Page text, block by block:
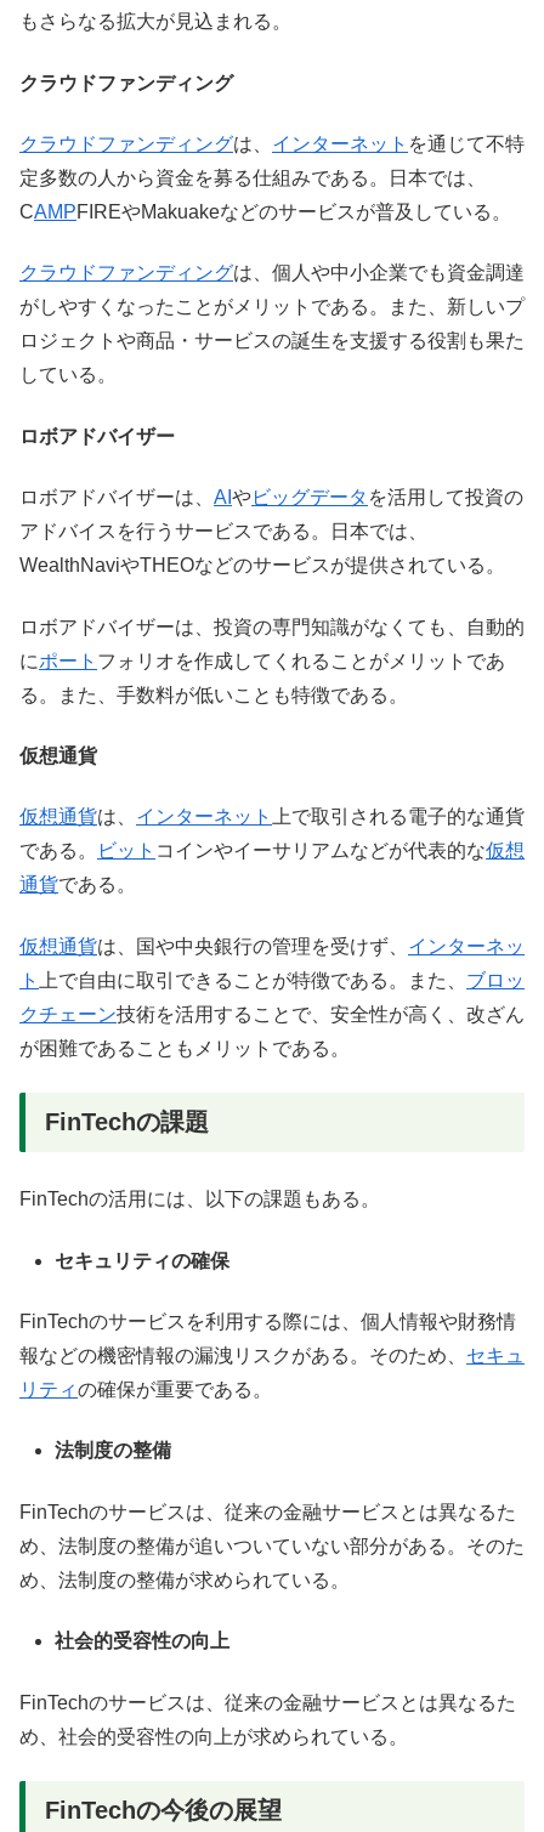
もさらなる拡大が見込まれる。
クラウドファンディング
クラウドファンディングは、 インターネット を通じて不特
定多数の人から資金を募る仕組みである。日本では、
CAMPFIREやMakuakeなどのサービスが普及している。
クラウドファンディングは、個人や中小企業でも資金調達
がしやすくなったことがメリットである。また、新しいプ
ロジェクトや商品・サービスの誕生を支援する役割も果た
している。
ロボアドバイザー
ロボアドバイザーは、 AI やビッグデータ を活用して投資の
アドバイスを行うサービスである。日本では、
WealthNaviやTHEOなどのサービスが提供されている。
ロボアドバイザーは、投資の専門知識がなくても、自動的
にポート フォリオを作成してくれることがメリットであ
る。また、手数料が低いことも特徴である。
仮想通貨
仮想通貨は、 インターネット
上で取引される電子的な通貨
である。
ビット コインやイーサリアムなどが代表的な仮想
通貨である。
仮想通貨は、国や中央銀行の管理を受けず、 インターネッ
ト
上で自由に取引できることが特徴である。また、 ブロッ
クチェーン技術を活用することで、安全性が高く、改ざん
が困難であることもメリットである。
FinTechの課題
FinTechの活用には、以下の課題もある。
セキュリティの確保
FinTechのサービスを利用する際には、個人情報や財務情
報などの機密情報の漏洩リスクがある。そのため、 セキュ
リティの確保が重要である。
法制度の整備
FinTechのサービスは、従来の金融サービスとは異なるた
め、法制度の整備が追いついていない部分がある。そのた
め、法制度の整備が求められている。
社会的受容性の向上
FinTechのサービスは、従来の金融サービスとは異なるた
め、社会的受容性の向上が求められている。
FinTechの今後の展望